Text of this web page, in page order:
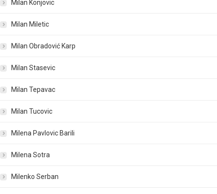
Milan Konjovic
Milan Miletic
Milan Obradović Karp
Milan Stasevic
Milan Tepavac
Milan Tucovic
Milena Pavlovic Barili
Milena Sotra
Milenko Serban